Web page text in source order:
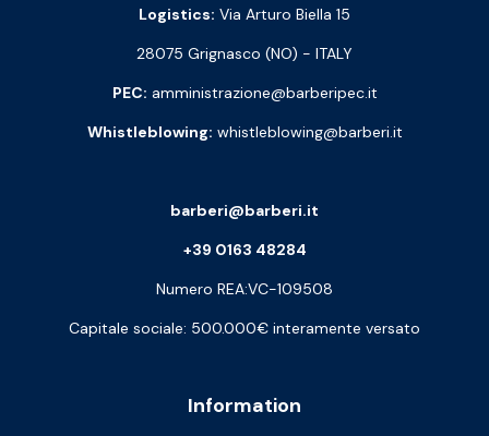
Logistics: Via Arturo Biella 15
28075 Grignasco (NO) - ITALY
PEC: amministrazione@barberipec.it
Whistleblowing: whistleblowing@barberi.it
Information
barberi@barberi.it
+39 0163 48284
Numero REA:VC-109508
Capitale sociale: 500.000€ interamente versato